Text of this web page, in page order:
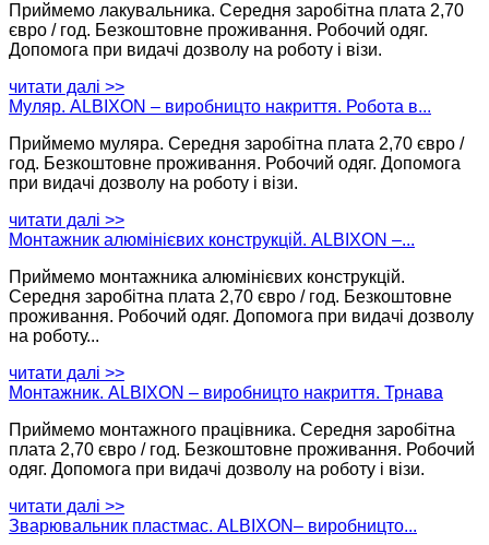
Приймемо лакувальника. Середня заробітна плата 2,70
євро / год. Безкоштовне проживання. Робочий одяг.
Допомога при видачі дозволу на роботу і візи.
читати далі >>
Муляр. ALBIXON – виробницто накриття. Робота в...
Приймемо муляра. Середня заробітна плата 2,70 євро /
год. Безкоштовне проживання. Робочий одяг. Допомога
при видачі дозволу на роботу і візи.
читати далі >>
Монтажник алюмінієвих конструкцій. ALBIXON –...
Приймемо монтажника алюмінієвих конструкцій.
Середня заробітна плата 2,70 євро / год. Безкоштовне
проживання. Робочий одяг. Допомога при видачі дозволу
на роботу...
читати далі >>
Монтажник. ALBIXON – виробницто накриття. Трнава
Приймемо монтажного працівника. Середня заробітна
плата 2,70 євро / год. Безкоштовне проживання. Робочий
одяг. Допомога при видачі дозволу на роботу і візи.​
читати далі >>
Зварювальник пластмас. ALBIXON– виробницто...